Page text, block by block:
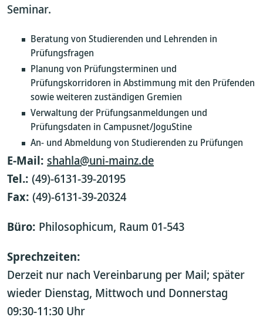
Seminar.
Beratung von Studierenden und Lehrenden in
Prüfungsfragen
Planung von Prüfungsterminen und
Prüfungskorridoren in Abstimmung mit den Prüfenden
sowie weiteren zuständigen Gremien
Verwaltung der Prüfungsanmeldungen und
Prüfungsdaten in Campusnet/JoguStine
An- und Abmeldung von Studierenden zu Prüfungen
E-Mail: shahla@uni-mainz.de
Tel.: (49)-6131-39-20195
Fax: (49)-6131-39-20324
Büro: Philosophicum, Raum 01-543
Sprechzeiten:
Derzeit nur nach Vereinbarung per Mail; später
wieder Dienstag, Mittwoch und Donnerstag
09:30-11:30 Uhr